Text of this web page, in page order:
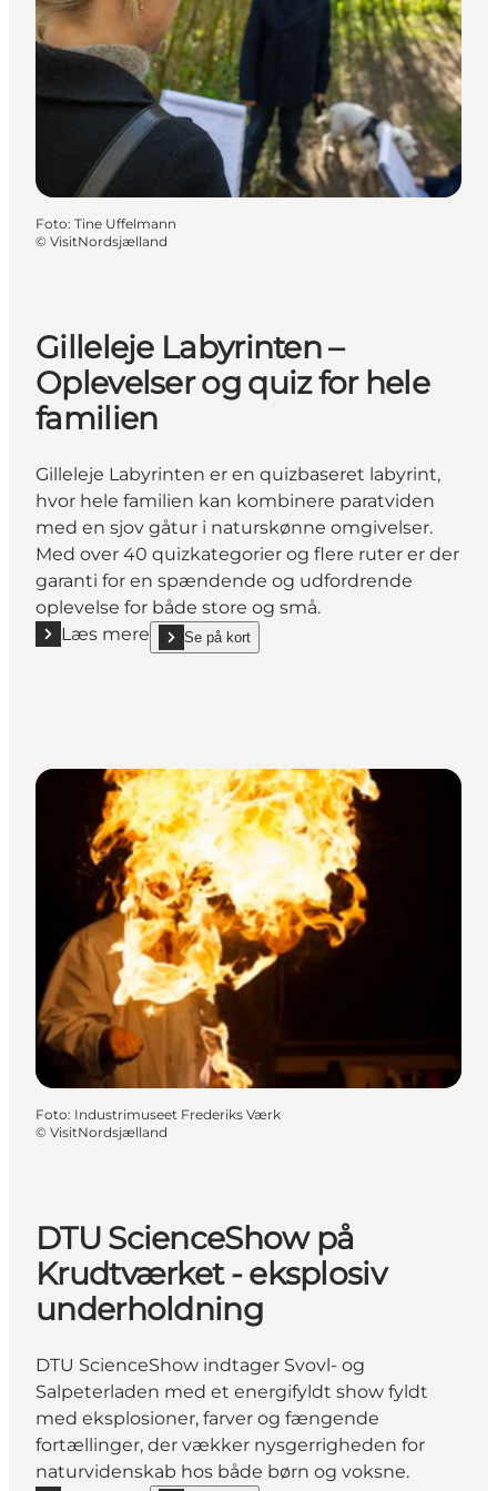
Foto: Tine Uffelmann
© VisitNordsjælland
Gilleleje Labyrinten –
Oplevelser og quiz for hele
familien
Gilleleje Labyrinten er en quizbaseret labyrint,
hvor hele familien kan kombinere paratviden
med en sjov gåtur i naturskønne omgivelser.
Med over 40 quizkategorier og flere ruter er der
garanti for en spændende og udfordrende
oplevelse for både store og små.
Læs mere
Læs mere "Gilleleje Labyrinten – Oplevelser og quiz
Se på kort
show Gilleleje Labyrinten – Oplevelser og quiz for
Foto: Industrimuseet Frederiks Værk
© VisitNordsjælland
DTU ScienceShow på
Krudtværket - eksplosiv
underholdning
DTU ScienceShow indtager Svovl- og
Salpeterladen med et energifyldt show fyldt
med eksplosioner, farver og fængende
fortællinger, der vækker nysgerrigheden for
naturvidenskab hos både børn og voksne.